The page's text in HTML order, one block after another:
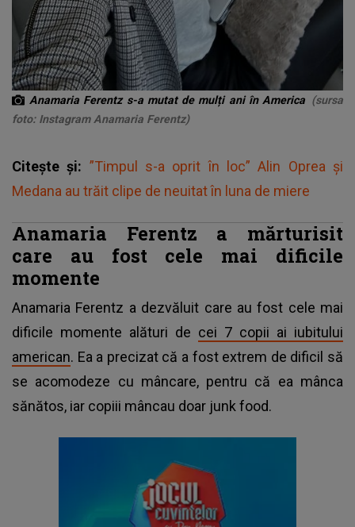
Anamaria Ferentz s-a mutat de mulți ani în America (sursa
foto: Instagram Anamaria Ferentz)
Citește și: ”Timpul s-a oprit în loc” Alin Oprea și
Medana au trăit clipe de neuitat în luna de miere
Anamaria Ferentz a mărturisit
care au fost cele mai dificile
momente
Anamaria Ferentz a dezvăluit care au fost cele mai
dificile momente alături de cei 7 copii ai iubitului
american. Ea a precizat că a fost extrem de dificil să
se acomodeze cu mâncare, pentru că ea mânca
sănătos, iar copiii mâncau doar junk food.